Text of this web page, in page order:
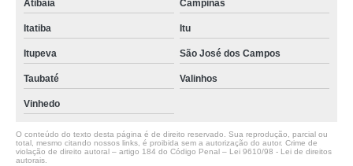
Atibaia
Campinas
Itatiba Itu
Itupeva São José dos Campos
Taubaté Valinhos
Vinhedo
O conteúdo do texto desta página é de direito reservado. Sua reprodução, parcial ou
total, mesmo citando nossos links, é proibida sem a autorização do autor. Crime de
violação de direito autoral – artigo 184 do Código Penal – Lei 9610/98 - Lei de direitos
autorais